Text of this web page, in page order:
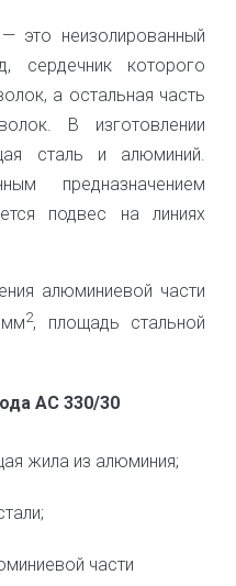
это неизолированный
сердечник которого
а остальная часть
В изготовлении
сталь и алюминий.
предназначением
подвес на линиях
алюминиевой части
2, площадь стальной
АС 330/30
жила из алюминия;
части